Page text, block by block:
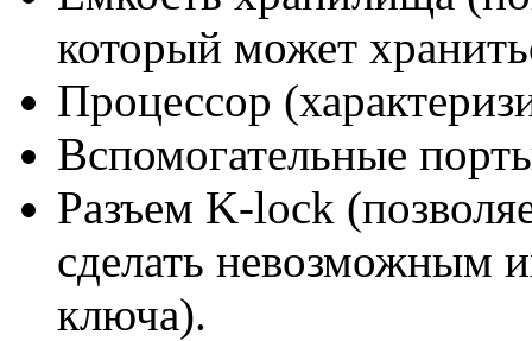
который может
Процессор
Bспомогательные
Разъем K-lock
сделать невозможным
ключа).